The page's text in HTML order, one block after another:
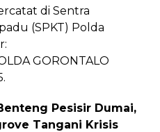
di Sentra
(SPKT) Polda
GORONTALO
Pesisir Dumai,
Tangani Krisis